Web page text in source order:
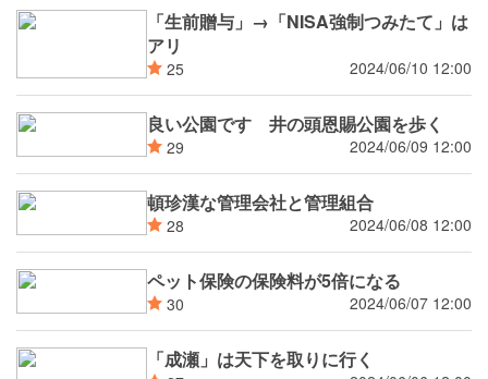
「生前贈与」→「NISA強制つみたて」は
アリ
25 2024/06/10 12:00
良い公園です 井の頭恩賜公園を歩く
29 2024/06/09 12:00
頓珍漢な管理会社と管理組合
28 2024/06/08 12:00
ペット保険の保険料が5倍になる
30 2024/06/07 12:00
「成瀬」は天下を取りに行く